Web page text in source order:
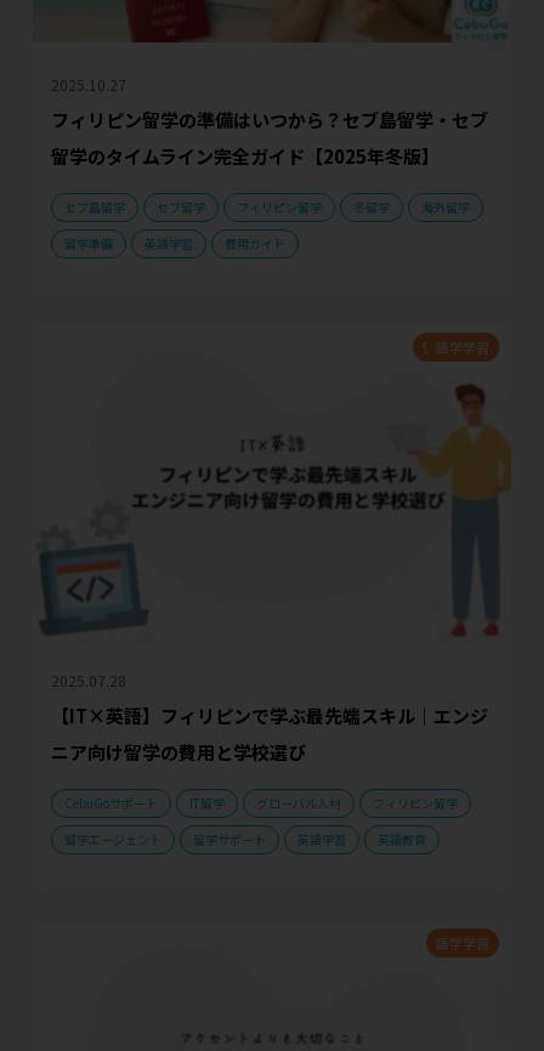
2025.10.27
フィリピン留学の準備はいつから？セブ島留学・セブ
留学のタイムライン完全ガイド【2025年冬版】
セブ島留学 セブ留学 フィリピン留学 冬留学
海外留学
留学準備
英語学習 費用ガイド
渡航準備
留学プラン
語学学習
2025.07.28
【IT×英語】フィリピンで学ぶ最先端スキル｜エンジ
ニア向け留学の費用と学校選び
CebuGoサポート IT留学 グローバル人材
フィリピン留学
留学エージェント
留学サポート 英語学習 英語教育
語学学習